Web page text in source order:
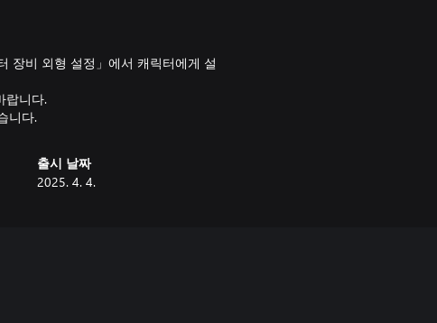
장비 외형 설정」에서 캐릭터에게 설
랍니다.
니다.
출시 날짜
2025. 4. 4.